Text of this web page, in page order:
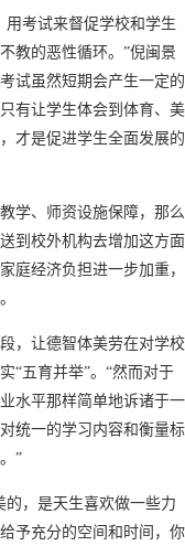
用考试来督促学校和学生
教的恶性循环。”倪闽景
试虽然短期会产生一定的
有让学生体会到体育、美
才是促进学生全面发展的
学、师资设施保障，那么
到校外机构去增加这方面
庭经济负担进一步加重，
，让德智体美劳在对学校
“五育并举”。“然而对于
水平那样简单地诉诸于一
统一的学习内容和衡量标
”
的，是天生喜欢做一些力
予充分的空间和时间，你